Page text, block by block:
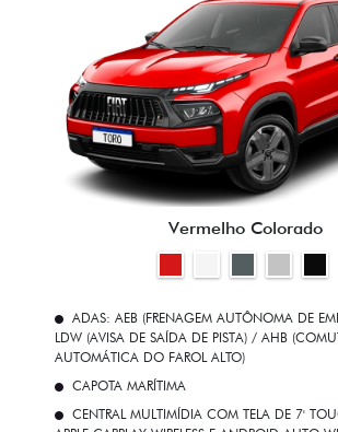
Vermelho Colorado
ADAS: AEB (FRENAGEM AUTÔNOMA DE
LDW (AVISA DE SAÍDA DE PISTA) / AHB
AUTOMÁTICA DO FAROL ALTO)
CAPOTA MARÍTIMA
CENTRAL MULTIMÍDIA COM TELA DE 7'